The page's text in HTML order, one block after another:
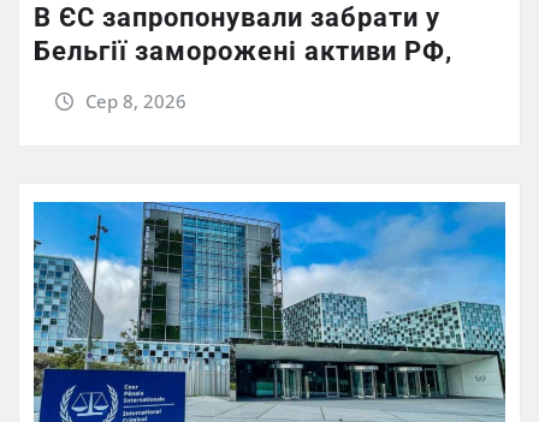
В ЄС запропонували забрати у
Бельгії заморожені активи РФ,
Сер 8, 2026